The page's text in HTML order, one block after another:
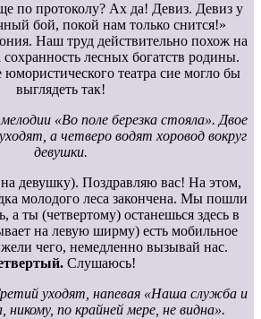
по протоколу? Ах да! Девиз. Девиз у
бой, покой нам только снится!»
Наш труд действительно похож на
лесных богатств родины.
юмористического театра сие могло бы
выглядеть так!
«Во поле березка стояла». Двое
а четверо водят хоровод вокруг
девушки.
девушку). Поздравляю вас! На этом,
молодого леса закончена. Мы пошли
а ты (четвертому) останешься здесь в
на левую ширму) есть мобильное
чего, немедленно вызывай нас.
Слушаюсь!
уходят, напевая «Наша служба и
никому, по крайней мере, не видна».